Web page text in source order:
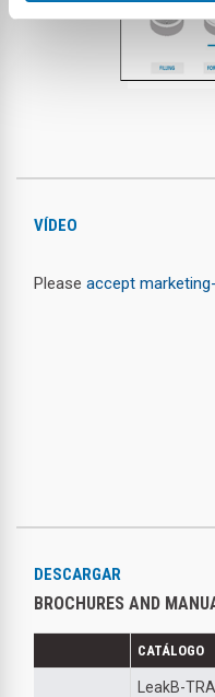
VÍDEO
Please accept
DESCARGAR
BROCHURES AND
CATÁLOGO
LeakB-